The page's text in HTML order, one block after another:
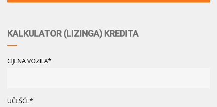
KALKULATOR (LIZINGA) KREDITA
CIJENA VOZILA*
UČEŠĆE*